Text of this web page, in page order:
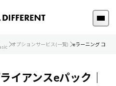
オプションサービス(一覧) eラーニング コン
イアンスeパック｜